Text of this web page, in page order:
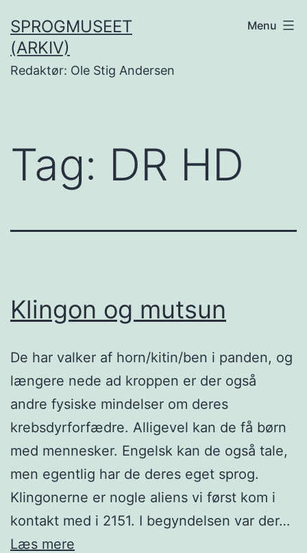
til
indhold
SPROGMUSEET
(ARKIV)
Redaktør: Ole Stig Andersen
Menu
Tag: DR HD
Klingon og mutsun
De har valker af horn/kitin/ben i panden, og
længere nede ad kroppen er der også
andre fysiske mindelser om deres
krebsdyrforfædre. Alligevel kan de få børn
med mennesker. Engelsk kan de også tale,
men egentlig har de deres eget sprog.
Klingonerne er nogle aliens vi først kom i
kontakt med i 2151. I begyndelsen var der…
Læs mere